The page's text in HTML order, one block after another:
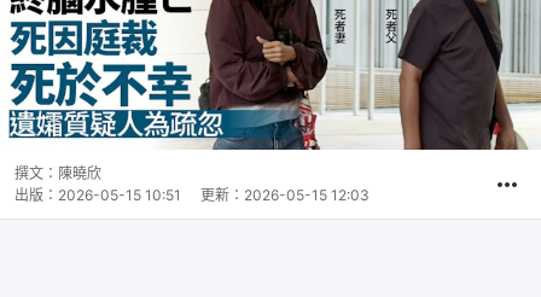
撰文： 陳曉欣
出版： 2026-05-15 10:51 更新： 2026-05-15 12:03